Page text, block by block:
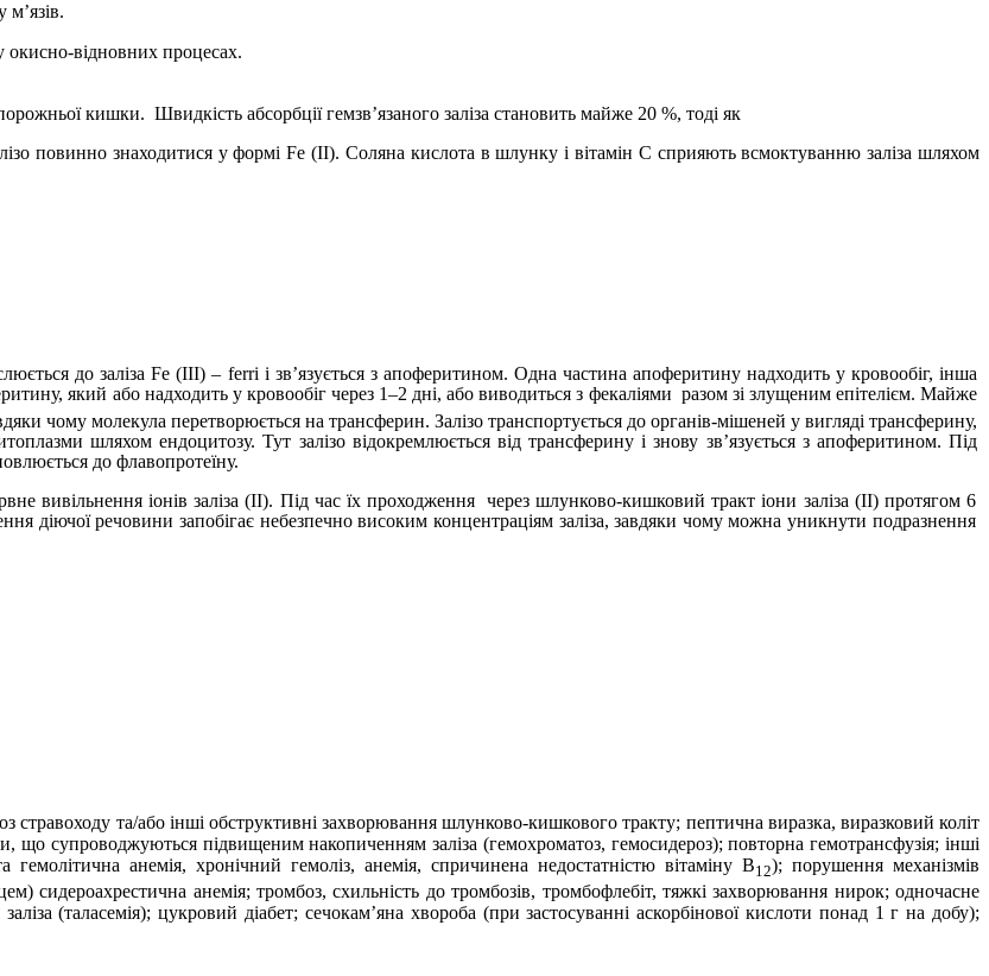
м’язів.
окисно-відновних процесах.
кишки. Швидкість абсорбції гемзв’язаного заліза становить майже 20 %, тоді як
повинно знаходитися у форміFe (II). Соляна кислота в шлунку і вітамін С сприяють всмоктуванню заліза шляхом
до заліза Fe (III)– ferri і зв’язується з апоферитином. Одна частина апоферитину надходить у кровообіг, інша
який або надходить у кровообіг через 1–2 дні, або виводиться з фекаліями разом зі злущеним епітелієм. Майже
чому молекула перетворюється на трансферин. Залізо транспортується до органів-мішеней у вигляді трансферину,
шляхом ендоцитозу. Тут залізо відокремлюється від трансферину і знову зв’язується з апоферитином. Під
до флавопротеїну.
вивільнення іонів заліза (II). Під час їх проходження
через шлунково-кишковий тракт іони заліза (II) протягом 6
діючої речовини запобігає небезпечно високим концентраціям заліза, завдяки чому можна уникнути подразнення
стравоходу та/або інші обструктивні захворювання шлунково-кишкового тракту; пептична виразка, виразковий коліт
що супроводжуються підвищеним накопиченням заліза (гемохроматоз, гемосидероз); повторна гемотрансфузія; інші
анемія, хронічний гемоліз, анемія, спричинена недостатністю вітаміну В12); порушення механізмів
сидероахрестична анемія; тромбоз, схильність до тромбозів, тромбофлебіт, тяжкі захворювання нирок; одночасне
(таласемія); цукровий діабет; сечокам’яна хвороба (при застосуванні аскорбінової кислоти понад 1 г на добу);